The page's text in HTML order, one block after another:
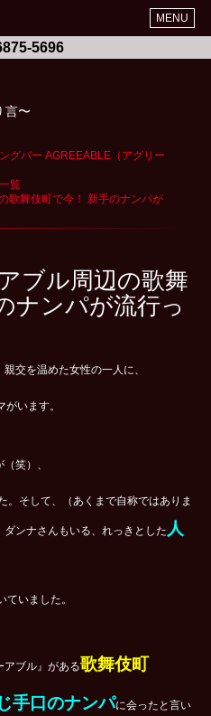
MENU
5696
言
グバー AGREEABLE（アグリー
覧
歌舞伎町で今！ 新手のナンパが
ブル周辺の歌舞
ナンパが流行っ
交を温めた女性の一人に、
います。
笑）、
。そして、（あくまで自称ではありま
ンナさんもいる、れっきとした 人
ていました。
アブル』がある歌舞伎町
手口のナンパに会ったと言い